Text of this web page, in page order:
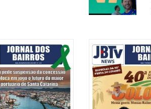
ITAPEMA